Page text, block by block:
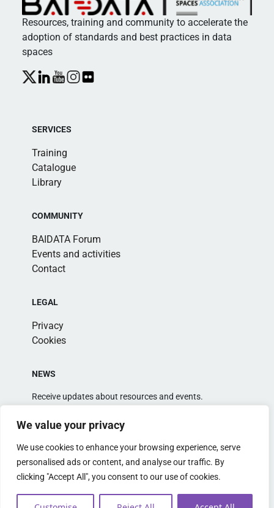
We value your privacy
We use cookies to enhance your browsing experience, serve
personalised ads or content, and analyse our traffic. By
clicking "Accept All", you consent to our use of cookies.
Resources, training and community to accelerate the
adoption of standards and best practices in data
spaces
SERVICES
Training
Catalogue
Library
COMMUNITY
BAIDATA Forum
Events and activities
Contact
LEGAL
Privacy
Cookies
NEWS
Receive updates about resources and events.